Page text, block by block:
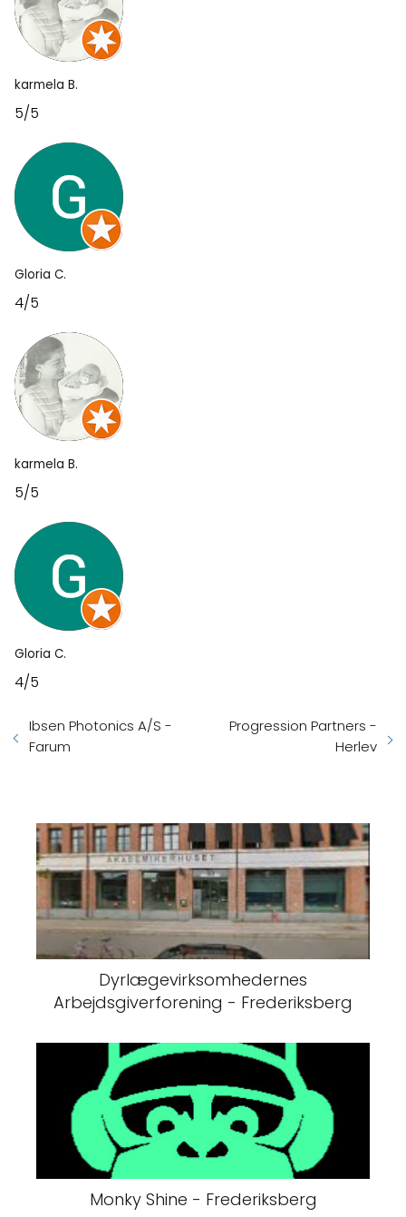
karmela B.
5/5
Gloria C.
4/5
karmela B.
5/5
Gloria C.
4/5
Ibsen Photonics A/S -
Farum
Progression Partners -
Herlev
Dyrlægevirksomhedernes
Arbejdsgiverforening - Frederiksberg
Monky Shine - Frederiksberg